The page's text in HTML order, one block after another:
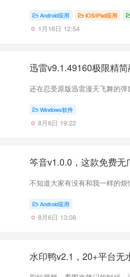
Android应用 iOS/iPad应用
1月16日 12:54
迅雷v9.1.49160极限精
Windows软件
8月6日 19:22
笒音v1.0.0，这款免费
Android应用
8月6日 13:08
水印鸭v2.1，20+平台无